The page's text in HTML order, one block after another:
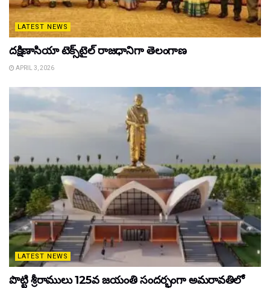
LATEST NEWS
దక్షిణాసియా టెక్స్‌టైల్ రాజధానిగా తెలంగాణ
APRIL 3, 2026
LATEST NEWS
పొట్టి శ్రీరాములు 125వ జయంతి సందర్భంగా అమరావతిలో